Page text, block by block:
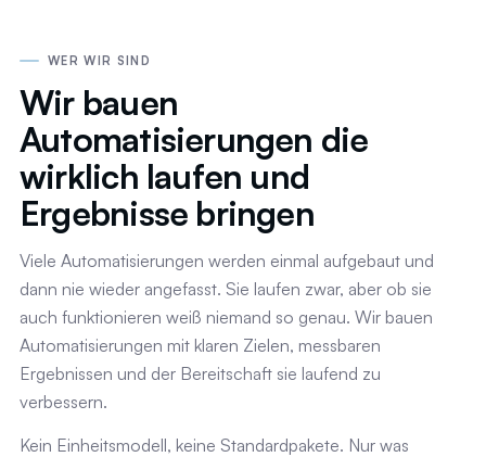
WER WIR SIND
Wir bauen
Automatisierungen die
wirklich laufen und
Ergebnisse bringen
Viele Automatisierungen werden einmal aufgebaut und
dann nie wieder angefasst. Sie laufen zwar, aber ob sie
auch funktionieren weiß niemand so genau. Wir bauen
Automatisierungen mit klaren Zielen, messbaren
Ergebnissen und der Bereitschaft sie laufend zu
verbessern.
Kein Einheitsmodell, keine Standardpakete. Nur was